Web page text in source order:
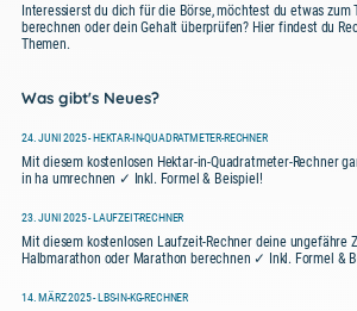
Interessierst du dich für die Börse, möchtest du etwas zum
berechnen oder dein Gehalt überprüfen? Hier findest du
Themen.
Was gibt's Neues?
24. JUNI 2025 - HEKTAR-IN-QUADRATMETER-RECHNER
Mit diesem kostenlosen Hektar-in-Quadratmeter-Rechner
in ha umrechnen ✓ Inkl. Formel & Beispiel!
23. JUNI 2025 - LAUFZEIT-RECHNER
Mit diesem kostenlosen Laufzeit-Rechner deine ungefähre
Halbmarathon oder Marathon berechnen ✓ Inkl. Formel &
14. MÄRZ 2025 - LBS-IN-KG-RECHNER